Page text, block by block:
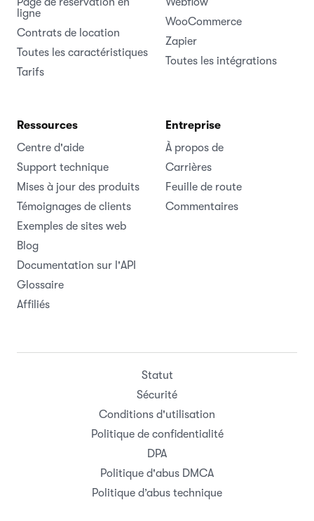
ligne
Contrats de location
Toutes les caractéristiques
Tarifs
WooCommerce
Zapier
Toutes les intégrations
Ressources
Centre d'aide
Support technique
Mises à jour des produits
Témoignages de clients
Exemples de sites web
Blog
Documentation sur l'API
Glossaire
Affiliés
Entreprise
À propos de
Carrières
Feuille de route
Commentaires
Statut
Sécurité
Conditions d'utilisation
Politique de confidentialité
DPA
Politique d'abus DMCA
Politique d’abus technique